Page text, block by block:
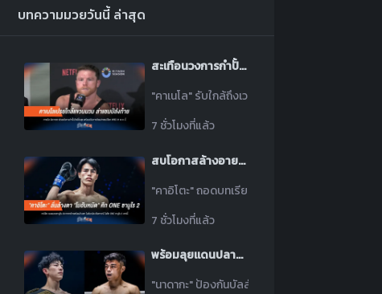
บทความมวยวันนี้ ล่าสุด
สะเทือนวงการกำปั้น! "คาเนโล" เปรยเตรียมรีไทร์ เล็งศึกใหญ่ล่าแชมป์ส่งท้าย
"คาเนโล" รับใกล้ถึงเวลาแขวนนวม! ปรับระบบซ้อ
7 ชั่วโมงที่แล้ว
สบโอกาสล้างอาย! "คาอิโตะ" ปักป้ายสยบ "โมฮัมหมัด" ศึก ONE ซามูไร 2
"คาอิโตะ" ถอดบทเรียนพร้อมถอนแค้น! เปิดศึกสา
7 ชั่วโมงที่แล้ว
พร้อมลุยแดนปลาดิบ! นาดากะ ปักป้ายสยบ รีฟดีน ศึก ONE ซามูไร 4
"นาดากะ" ป้องกันบัลลังก์ศึก ONE ซามูไร 4 — ดว